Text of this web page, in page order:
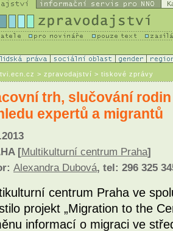
> zpravodajství > tiskové zprávy
trh, slučování
expertů a migrantů
[Multikulturní centrum Praha]
Alexandra Dubová, tel: 296 325
centrum Praha ve
projekt „Migration to the
informací o migraci ve